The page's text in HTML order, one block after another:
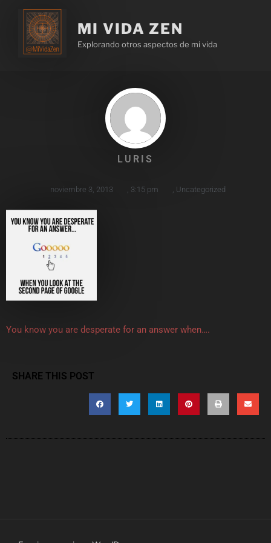
MI VIDA ZEN
Explorando otros aspectos de mi vida
LURIS
noviembre 3, 2013 3:15 pm Uncategorized
You know you are desperate for an answer when….
SHARE THIS POST